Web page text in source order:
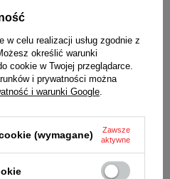
zegarka bez
- 3 lata
celu realizacji usług zgodnie z
określić warunki
cookie w Twojej przeglądarce.
i prywatności można
i warunki Google
(wymagane)
Zawsze
aktywne